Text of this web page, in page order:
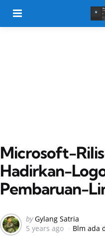
Microsoft-
Hadirkan-
Pembaruan-
Posted
by
by Gylang Satria
5 years ago
Blm ada